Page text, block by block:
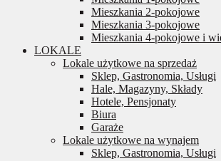
Mieszkania 2-pokojowe
Mieszkania 3-pokojowe
Mieszkania 4-pokojowe i
LOKALE
Lokale użytkowe na sprzedaż
Sklep, Gastronomia, Usługi
Hale, Magazyny, Składy
Hotele, Pensjonaty
Biura
Garaże
Lokale użytkowe na wynajem
Sklep, Gastronomia, Usługi